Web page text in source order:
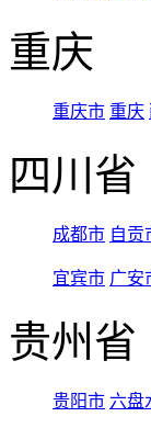
重庆
重庆市 重庆
四川省
成都市 自贡
宜宾市 广安
贵州省
贵阳市 六盘